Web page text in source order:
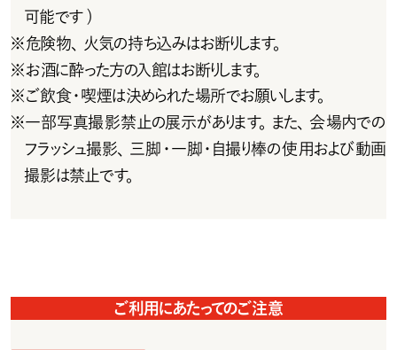
可能です)
※危 険 物 、火 気 の 持 ち 込 み は お 断りします。
※お 酒 に 酔 った 方 の入 館 は お 断りします。
※ご飲食・喫煙は決められた場所でお願いします。
※一部写真撮影禁止の展示があります。また、会場内での
フラッシュ撮影、三脚・一脚・自撮り棒の使用および動画
撮影は禁止です。
ご利用にあたってのご注意